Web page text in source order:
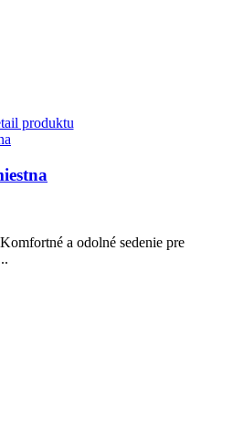
produktu
a odolné sedenie pre